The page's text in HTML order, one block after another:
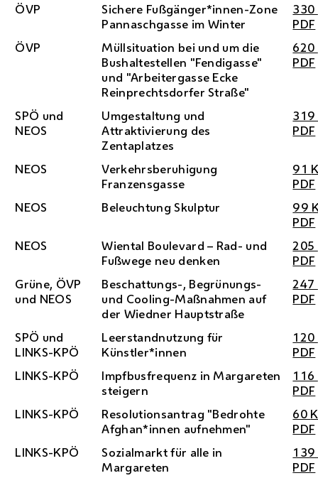
ÖVP
Sichere Fußgänger*innen-Zone
Pannaschgasse im Winter
330
PDF
ÖVP
Müllsituation bei und um die
Bushaltestellen "Fendigasse"
und "Arbeitergasse Ecke
Reinprechtsdorfer Straße"
620
PDF
SPÖ und
NEOS
Umgestaltung und
Attraktivierung des
Zentaplatzes
319
PDF
NEOS
Verkehrsberuhigung
Franzensgasse
91
PDF
NEOS
Beleuchtung Skulptur 99
PDF
NEOS
Wiental Boulevard – Rad- und
Fußwege neu denken
205
PDF
Grüne, ÖVP
und NEOS
Beschattungs-, Begrünungs-
und Cooling-Maßnahmen auf
der Wiedner Hauptstraße
247
PDF
SPÖ und
LINKS-KPÖ
Leerstandnutzung für
Künstler*innen
120
PDF
LINKS-KPÖ
Impfbusfrequenz in Margareten
steigern
116
PDF
LINKS-KPÖ
Resolutionsantrag "Bedrohte
Afghan*innen aufnehmen"
60
PDF
LINKS-KPÖ
Sozialmarkt für alle in
Margareten
139
PDF